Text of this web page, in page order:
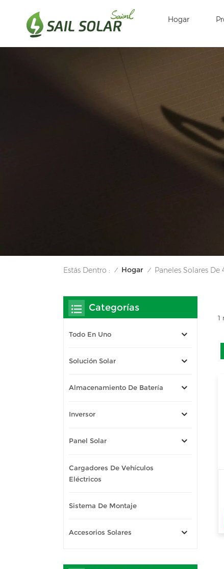
Hogar
Estás Dentro : / Hogar / Paneles Solares De
1
Categorías
Todo En Uno
Solución Solar
Almacenamiento De Batería
Inversor
Panel Solar
Cargadores De Vehículos
Eléctricos
Sistema De Montaje
Accesorios Solares